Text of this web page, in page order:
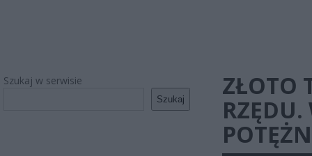
Szukaj w serwisie
Szukaj
ZŁOTO